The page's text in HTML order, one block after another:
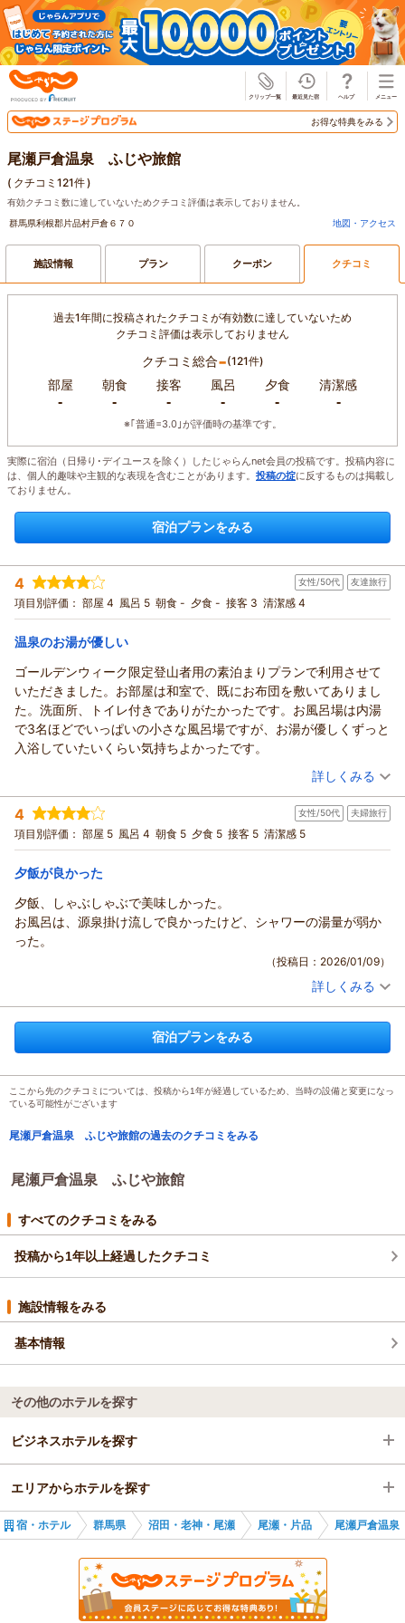
お得な特典をみる
尾瀬戸倉温泉 ふじや旅館
( クチコミ121件)
有効クチコミ数に達していないためクチコミ評価は表示しておりません。
群馬県利根郡片品村戸倉６７０
地図・アクセス
施設情報 プラン クーポン クチコミ
過去1年間に投稿されたクチコミが有効数に達していないため
クチコミ評価は表示しておりません
クチコミ総合-(121件)
部屋
-
朝食
-
接客
-
風呂
-
夕食
-
清潔感
-
※｢普通=3.0｣が評価時の基準です。
実際に宿泊（日帰り･デイユースを除く）したじゃらんnet会員の投稿です。投稿内容に
は、個人的趣味や主観的な表現を含むことがあります。 投稿の掟に反するものは掲載し
ておりません。
宿泊プランをみる
4 女性/50代 友達旅行
項目別評価： 部屋 4 風呂 5 朝食 - 夕食 - 接客 3 清潔感 4
温泉のお湯が優しい
ゴールデンウィーク限定登山者用の素泊まりプランで利用させて
いただきました。お部屋は和室で、既にお布団を敷いてありまし
た。洗面所、トイレ付きでありがたかったです。お風呂場は内湯
で3名ほどでいっぱいの小さな風呂場ですが、お湯が優しくずっと
入浴していたいくらい気持ちよかったです。
（投稿日：2026/05/05）
宿泊時期： 2026年05月宿泊 (友達旅行)
投稿者： あっこさん
宿泊プラン： 素泊まりで尾瀬★至仏山★春山スキー★温泉でリフレッシュ
【ゴールデンウイーク期間限定】【現金特価】
和室 食事なし
宿泊価格帯： 5,001～6,000円(大人一人あたり/税込)
詳しくみる
4 女性/50代 夫婦旅行
項目別評価： 部屋 5 風呂 4 朝食 5 夕食 5 接客 5 清潔感 5
夕飯が良かった
夕飯、しゃぶしゃぶで美味しかった。
お風呂は、源泉掛け流しで良かったけど、シャワーの湯量が弱か
った。
（投稿日：2026/01/09）
投稿者： Ｈｉｒｏｅさん(女性/50代)
宿泊プラン： 【じゃらん冬SALE】温泉でイープラン☆限定３部屋☆部屋に
ウォシュレットトイレ洗面付き☆雪と遊ぶ
和室
詳しくみる
宿泊プランをみる
ここから先のクチコミについては、投稿から1年が経過しているため、当時の設備と変更になっ
ている可能性がございます
尾瀬戸倉温泉 ふじや旅館の過去のクチコミをみる
尾瀬戸倉温泉 ふじや旅館
すべてのクチコミをみる
投稿から1年以上経過したクチコミ
施設情報をみる
基本情報
その他のホテルを探す
ビジネスホテルを探す
群馬県
沼田・老神・尾瀬
尾瀬・片品
エリアからホテルを探す
群馬県
沼田・老神・尾瀬
宿・ホテル 群馬県 沼田・老神・尾瀬 尾瀬・片品 尾瀬戸倉温